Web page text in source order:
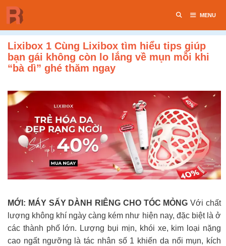
Chuyển
đến
nội
dung
MENU
Lixibox 1 Cùng Lixibox tìm hiểu tips giúp
bạn gái không còn lo lắng về mụn mỗi khi
“bà dì” ghé thăm ngay
MỚI: MÁY SẤY DÀNH RIÊNG CHO TÓC MỎNGVới chất
lượng không khí ngày càng kém như hiện nay, đặc biệt là ở
các thành phố lớn. Lượng bụi mịn, khói xe, kim loại nặng
cao ngất ngưỡng là tác nhân số 1 khiến da nổi mụn, kích